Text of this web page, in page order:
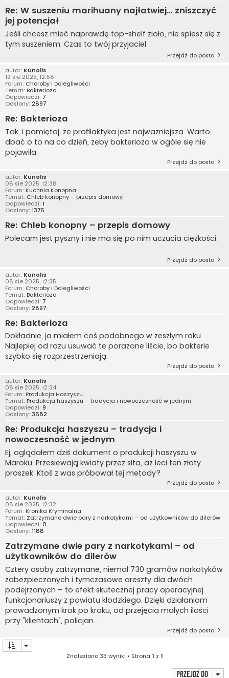
Re: W suszeniu marihuany najłatwiej… zniszczyć
jej potencjał
Jeśli chcesz mieć naprawdę top-shelf zioło, nie spiesz się z
tym suszeniem. Czas to twój przyjaciel.
Przejdź do posta
autor: Kunolis
19 sie 2025, 12:58
Forum: Choroby i Dolegliwości
Temat: Bakterioza
Odpowiedzi: 7
Odsłony: 2897
Re: Bakterioza
Tak, i pamiętaj, że profilaktyka jest najważniejsza. Warto
dbać o to na co dzień, żeby bakterioza w ogóle się nie
pojawiła.
Przejdź do posta
autor: Kunolis
08 sie 2025, 12:38
Forum: Kuchnia Konopna
Temat: Chleb konopny – przepis domowy
Odpowiedzi: 1
Odsłony: 1376
Re: Chleb konopny – przepis domowy
Polecam jest pyszny i nie ma się po nim uczucia ciężkości.
Przejdź do posta
autor: Kunolis
08 sie 2025, 12:35
Forum: Choroby i Dolegliwości
Temat: Bakterioza
Odpowiedzi: 7
Odsłony: 2897
Re: Bakterioza
Dokładnie, ja miałem coś podobnego w zeszłym roku.
Najlepiej od razu usuwać te porażone liście, bo bakterie
szybko się rozprzestrzeniają.
Przejdź do posta
autor: Kunolis
08 sie 2025, 12:34
Forum: Produkcja Haszyszu
Temat: Produkcja haszyszu – tradycja i nowoczesność w jednym
Odpowiedzi: 9
Odsłony: 3682
Re: Produkcja haszyszu – tradycja i
nowoczesność w jednym
Ej, oglądałem dziś dokument o produkcji haszyszu w
Maroku. Przesiewają kwiaty przez sita, aż leci ten złoty
proszek. Ktoś z was próbował tej metody?
Przejdź do posta
autor: Kunolis
08 sie 2025, 12:32
Forum: Kronika Kryminalna
Temat: Zatrzymane dwie pary z narkotykami – od użytkowników do dilerów
Odpowiedzi: 0
Odsłony: 1188
Zatrzymane dwie pary z narkotykami – od
użytkowników do dilerów
Cztery osoby zatrzymane, niemal 730 gramów narkotyków
zabezpieczonych i tymczasowe areszty dla dwóch
podejrzanych – to efekt skutecznej pracy operacyjnej
funkcjonariuszy z powiatu kłodzkiego. Dzięki działaniom
prowadzonym krok po kroku, od przejęcia małych ilości
przy "klientach", policjan...
Przejdź do posta
Znaleziono 33 wyniki • Strona 1 z 1
Przejdź do